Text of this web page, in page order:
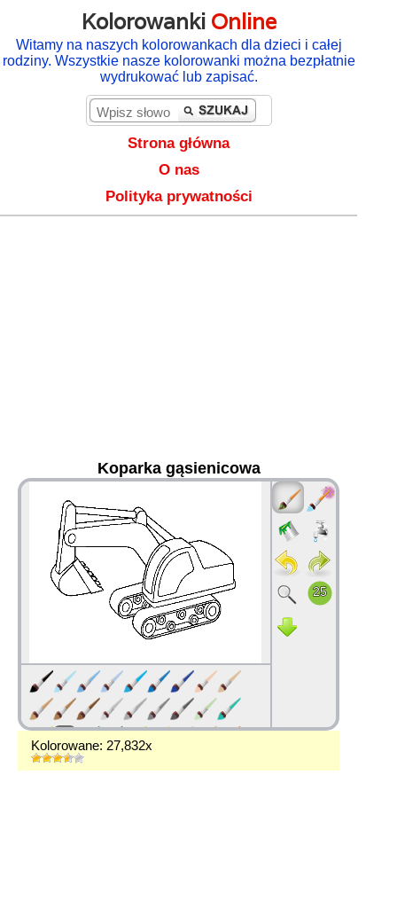
Kolorowanki Online
Witamy na naszych kolorowankach dla dzieci i całej
rodziny. Wszystkie nasze kolorowanki można bezpłatnie
wydrukować lub zapisać.
Strona główna
O nas
Polityka prywatności
Koparka gąsienicowa
Kolorowane: 27,832x